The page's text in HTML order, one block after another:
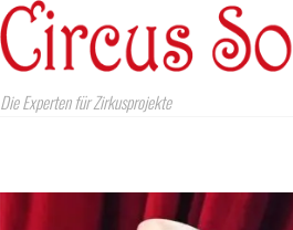
Die Experten für Zirkusprojekte